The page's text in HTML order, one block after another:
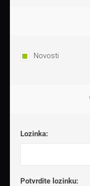
Novosti
Lozinka:
Potvrdite lozinku: